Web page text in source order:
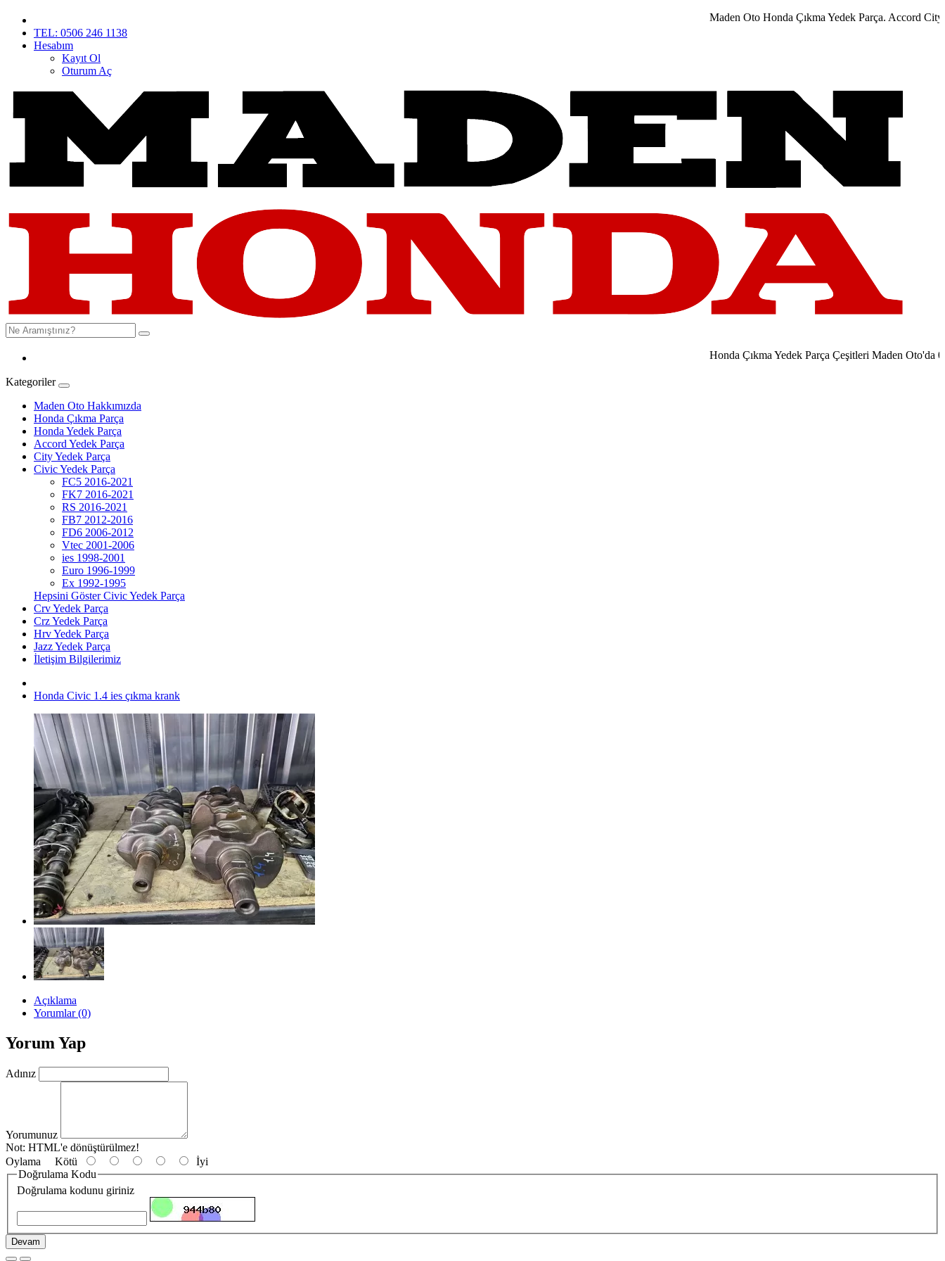
Maden Oto Honda Çıkma Yedek Parça. Accord City
TEL: 0506 246 1138
Hesabım
Kayıt Ol
Oturum Aç
Honda Çıkma Yedek Parça Çeşitleri Maden Oto'da 0506
Kategoriler
Maden Oto Hakkımızda
Honda Çıkma Parça
Honda Yedek Parça
Accord Yedek Parça
City Yedek Parça
Civic Yedek Parça
FC5 2016-2021
FK7 2016-2021
RS 2016-2021
FB7 2012-2016
FD6 2006-2012
Vtec 2001-2006
ies 1998-2001
Euro 1996-1999
Ex 1992-1995
Hepsini Göster Civic Yedek Parça
Crv Yedek Parça
Crz Yedek Parça
Hrv Yedek Parça
Jazz Yedek Parça
İletişim Bilgilerimiz
Honda Civic 1.4 ies çıkma krank
Açıklama
Yorumlar (0)
Yorum Yap
Adınız
Yorumunuz
Not: HTML'e dönüştürülmez!
Oylama Kötü
İyi
Doğrulama Kodu
Doğrulama kodunu giriniz
Devam